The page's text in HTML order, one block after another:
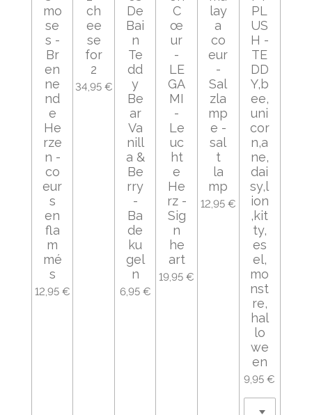
mo
se
s -
Br
en
ne
nd
e
He
rze
n -
co
eur
s
en
fla
m
mé
s
12,95 €
ch
ee
se
for
2
34,95 €
De
Bai
n
Te
dd
y
Be
ar
Va
nill
a &
Be
rry
-
Ba
de
ku
gel
n
6,95 €
C
œ
ur
-
LE
GA
MI
-
Le
uc
ht
e
He
rz -
Sig
n
he
art
19,95 €
lay
a
co
eur
-
Sal
zla
mp
e -
sal
t
la
mp
12,95 €
PL
US
H -
TE
DD
Y,b
ee,
uni
cor
n,a
ne,
dai
sy,l
ion
,kit
ty,
es
el,
mo
nst
re,
hal
lo
we
en
9,95 €